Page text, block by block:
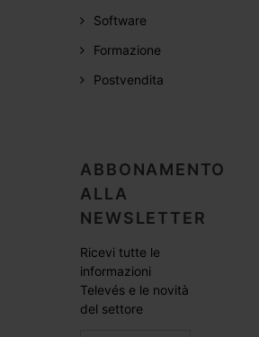
Software
Formazione
Postvendita
ABBONAMENTO
ALLA
NEWSLETTER
Ricevi tutte le
informazioni
Televés e le novità
del settore